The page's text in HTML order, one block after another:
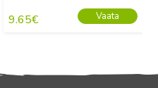
9.65€ Vaata